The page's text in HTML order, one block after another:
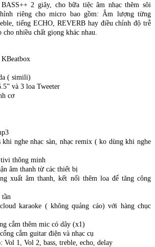
2 giây, cho bữa tiệc âm nhạc thêm sôi
riêng cho micro bao gồm: Âm lượng từng
tiếng ECHO, REVERB hay điều chỉnh độ trễ
nhiều chất giọng khác nhau.
( simili)
và 3 loa Tweeter
cơ
khi nghe nhạc sàn, nhạc remix ( ko dùng khi nghe
thông minh
âm thanh từ các thiết bị
xuất âm thanh, kết nối thêm loa để tăng công
karaoke ( không quảng cáo) với hàng chục
cắm thêm mic có dây (x1)
cắm guitar điện và nhạc cụ
Vol 1, Vol 2, bass, treble, echo, delay